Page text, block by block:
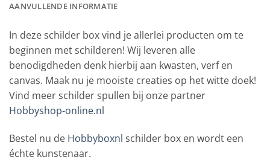
AANVULLENDE INFORMATIE
In deze schilder box vind je allerlei producten om te
beginnen met schilderen! Wij leveren alle
benodigdheden denk hierbij aan kwasten, verf en
canvas. Maak nu je mooiste creaties op het witte doek!
Vind meer schilder spullen bij onze partner
Hobbyshop-online.nl
Bestel nu de Hobbyboxnl schilder box en wordt een
échte kunstenaar.